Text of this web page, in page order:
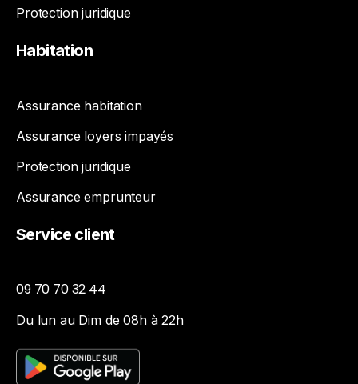
Protection juridique
Habitation
Assurance habitation
Assurance loyers impayés
Protection juridique
Assurance emprunteur
Service client
09 70 70 32 44
Du lun au Dim de 08h à 22h